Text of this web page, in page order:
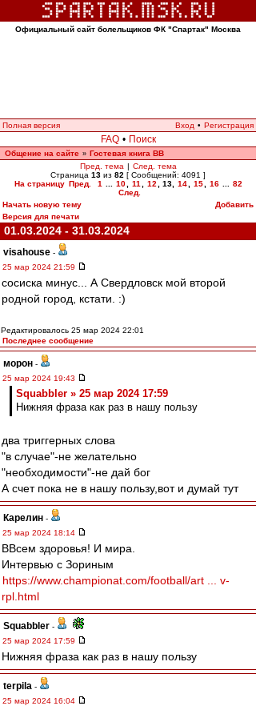
Официальный сайт болельщиков ФК "Спартак" Москва
Полная версия Вход • Регистрация
FAQ • Поиск
Общение на сайте » Гостевая книга ВВ
Пред. тема | След. тема
Страница 13 из 82 [ Сообщений: 4091 ]
На страницу Пред. 1 10 11 12 13, 14 15 16
82
След.
Начать новую тему
Добавить
Версия для печати
01.03.2024 - 31.03.2024
visahouse -
25 мар 2024 21:59
сосиска минус... А Свердловск мой второй
родной город, кстати. :)
Редактировалось 25 мар 2024 22:01
Последнее сообщение
морон -
25 мар 2024 19:43
Squabbler » 25 мар 2024 17:59
Нижняя фраза как раз в нашу пользу
два триггерных слова
"в случае"-не желательно
"необходимости"-не дай бог
А счет пока не в нашу пользу,вот и думай тут
Карелин -
25 мар 2024 18:14
ВВсем здоровья! И мира.
Интервью с Зориным
https://www.championat.com/football/art ... v-
rpl.html
Squabbler -
25 мар 2024 17:59
Нижняя фраза как раз в нашу пользу
terpila -
25 мар 2024 16:04